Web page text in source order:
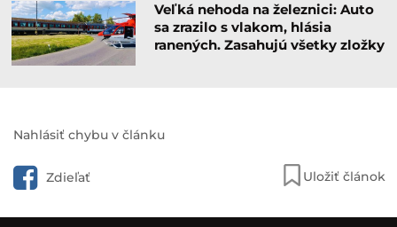
Veľká nehoda na železnici: Auto
sa zrazilo s vlakom, hlásia
ranených. Zasahujú všetky zložky
Nahlásiť chybu v článku
Zdieľať Uložiť článok